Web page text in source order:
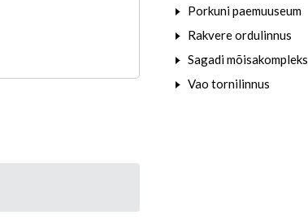
Porkuni paemuuseum
Rakvere ordulinnus
Sagadi mõisakompleks
Vao tornilinnus